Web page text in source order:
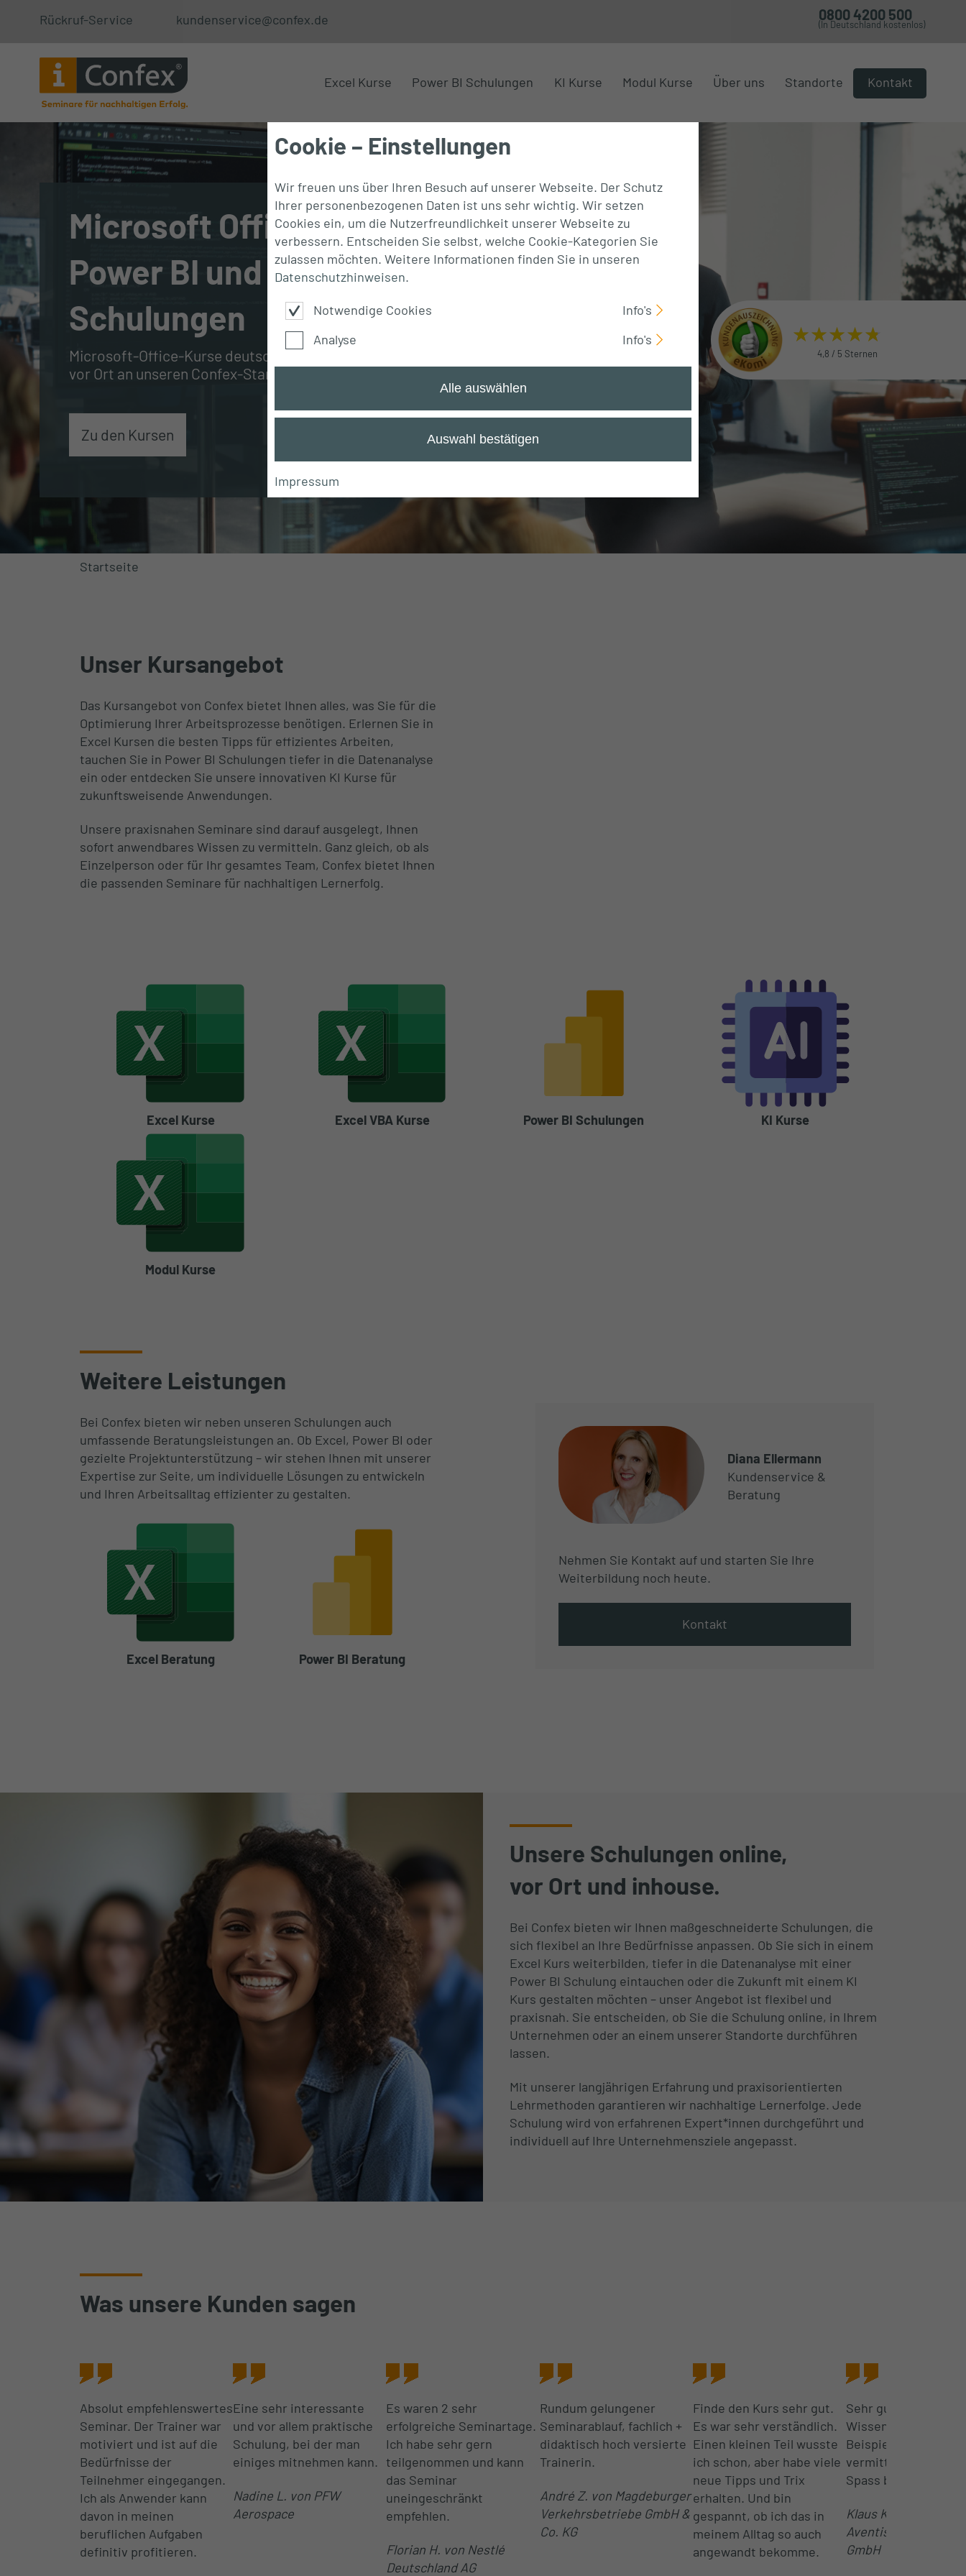
Rückruf-Service kundenservice@confex.de 0800 4200 500
(In Deutschland kostenlos)
Excel Kurse Power BI Schulungen KI Kurse Modul Kurse Über uns Standorte Kontakt
Microsoft Office Kurse,
Power BI und KI
Schulungen
Microsoft-Office-Kurse deutschlandweit online und
vor Ort an unseren Confex-Standorten
Zu den Kursen
4,8 / 5 Sternen
Startseite
Unser Kursangebot
Das Kursangebot von Confex bietet Ihnen alles, was Sie für die
Optimierung Ihrer Arbeitsprozesse benötigen. Erlernen Sie in
Excel Kursen die besten Tipps für effizientes Arbeiten,
tauchen Sie in Power BI Schulungen tiefer in die Datenanalyse
ein oder entdecken Sie unsere innovativen KI Kurse für
zukunftsweisende Anwendungen.
Unsere praxisnahen Seminare sind darauf ausgelegt, Ihnen
sofort anwendbares Wissen zu vermitteln. Ganz gleich, ob als
Einzelperson oder für Ihr gesamtes Team, Confex bietet Ihnen
die passenden Seminare für nachhaltigen Lernerfolg.
Excel Kurse Excel VBA Kurse Power BI Schulungen KI Kurse
Modul Kurse
Weitere Leistungen
Bei Confex bieten wir neben unseren Schulungen auch
umfassende Beratungsleistungen an. Ob Excel, Power BI oder
gezielte Projektunterstützung – wir stehen Ihnen mit unserer
Expertise zur Seite, um individuelle Lösungen zu entwickeln
und Ihren Arbeitsalltag effizienter zu gestalten.
Excel Beratung Power BI Beratung
Diana Ellermann
Kundenservice &
Beratung
Nehmen Sie Kontakt auf und starten Sie Ihre
Weiterbildung noch heute.
Kontakt
Unsere Schulungen online,
vor Ort und inhouse.
Bei Confex bieten wir Ihnen maßgeschneiderte Schulungen, die
sich flexibel an Ihre Bedürfnisse anpassen. Ob Sie sich in einem
Excel Kurs weiterbilden, tiefer in die Datenanalyse mit einer
Power BI Schulung eintauchen oder die Zukunft mit einem KI
Kurs gestalten möchten – unser Angebot ist flexibel und
praxisnah. Sie entscheiden, ob Sie die Schulung online, in Ihrem
Unternehmen oder an einem unserer Standorte durchführen
lassen.
Mit unserer langjährigen Erfahrung und praxisorientierten
Lehrmethoden garantieren wir nachhaltige Lernerfolge. Jede
Schulung wird von erfahrenen Expert*innen durchgeführt und
individuell auf Ihre Unternehmensziele angepasst.
Was unsere Kunden sagen
Absolut empfehlenswertes
Seminar. Der Trainer war
motiviert und ist auf die
Bedürfnisse der
Teilnehmer eingegangen.
Ich als Anwender kann
davon in meinen
beruflichen Aufgaben
definitiv profitieren.
Eine sehr interessante
und vor allem praktische
Schulung, bei der man
einiges mitnehmen kann.
Nadine L. von PFW
Aerospace
Es waren 2 sehr
erfolgreiche Seminartage.
Ich habe sehr gern
teilgenommen und kann
das Seminar
uneingeschränkt
empfehlen.
Florian H. von Nestlé
Deutschland AG
Rundum gelungener
Seminarablauf, fachlich +
didaktisch hoch versierte
Trainerin.
André Z. von Magdeburger
Verkehrsbetriebe GmbH &
Co. KG
Finde den Kurs sehr gut.
Es war sehr verständlich.
Einen kleinen Teil wusste
ich schon, aber habe viele
neue Tipps und Trix
erhalten. Und bin
gespannt, ob ich das in
meinem Alltag so auch
angewandt bekomme.
Sehr gute Trainer,
Wissen mit
Beispielen
vermitteln. Hat sehr
Spass bereitet.
Klaus K. von Sanofi-
Aventis Deutschland
GmbH
Cookie – Einstellungen
Wir freuen uns über Ihren Besuch auf unserer Webseite. Der Schutz
Ihrer personenbezogenen Daten ist uns sehr wichtig. Wir setzen
Cookies ein, um die Nutzerfreundlichkeit unserer Webseite zu
verbessern. Entscheiden Sie selbst, welche Cookie-Kategorien Sie
zulassen möchten. Weitere Informationen finden Sie in unseren
Datenschutzhinweisen.
Notwendige Cookies
Info's
Analyse
Info's
Alle auswählen
Auswahl bestätigen
Impressum